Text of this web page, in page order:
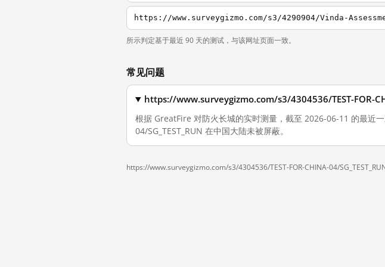
https://www.surveygizmo.com/s3/4290904/Vinda-
所示判定基于最近 90 天的测试，与该网址页面一致。
常见问题
https://www.surveygizmo.com/s3/4304536/TEST-FOR-
根据 GreatFire 对防火长城的实时测量，截至 2026-06-11 的最
04/SG_TEST_RUN 在中国大陆未被屏蔽。
https://www.surveygizmo.com/s3/4304536/TEST-FOR-CHINA-04/